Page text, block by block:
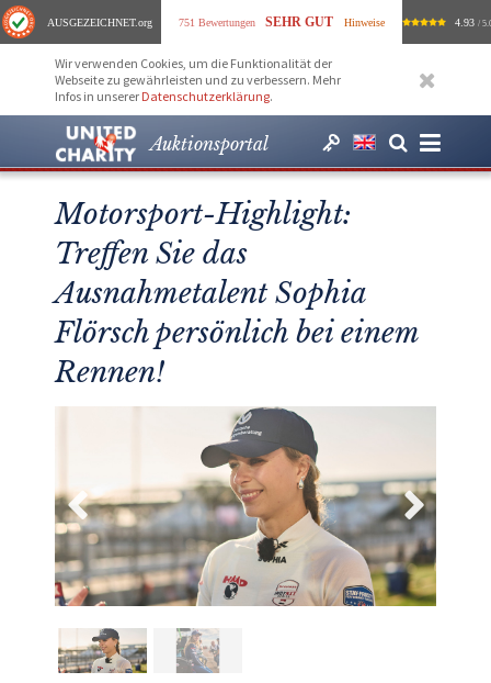
AUSGEZEICHNET.org 751 Bewertungen SEHR GUT Hinweise 4.93 /
Wir verwenden Cookies, um die Funktionalität der
Webseite zu gewährleisten und zu verbessern. Mehr
Infos in unserer Datenschutzerklärung.
Auktionsportal
Motorsport-Highlight:
Treffen Sie das
Ausnahmetalent Sophia
Flörsch persönlich bei einem
Rennen!